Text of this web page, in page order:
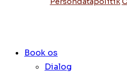
Book os
Dialog